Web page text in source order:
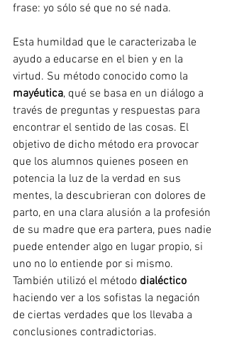
frase: yo sólo sé que no sé nada.
Esta humildad que le caracterizaba le
ayudo a educarse en el bien y en la
virtud. Su método conocido como la
mayéutica, qué se basa en un diálogo a
través de preguntas y respuestas para
encontrar el sentido de las cosas. El
objetivo de dicho método era provocar
que los alumnos quienes poseen en
potencia la luz de la verdad en sus
mentes, la descubrieran con dolores de
parto, en una clara alusión a la profesión
de su madre que era partera, pues nadie
puede entender algo en lugar propio, si
uno no lo entiende por si mismo.
También utilizó el método dialéctico
haciendo ver a los sofistas la negación
de ciertas verdades que los llevaba a
conclusiones contradictorias.